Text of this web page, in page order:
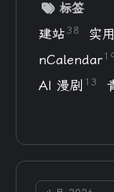
标签
建站 38 实
nCalendar
AI 漫剧 13